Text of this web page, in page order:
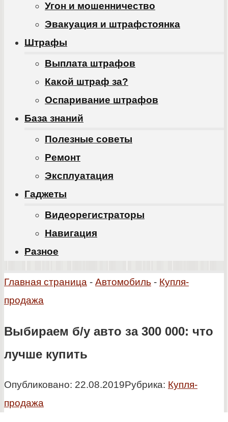
Угон и мошенничество
Эвакуация и штрафстоянка
Штрафы
Выплата штрафов
Какой штраф за?
Оспаривание штрафов
База знаний
Полезные советы
Ремонт
Эксплуатация
Гаджеты
Видеорегистраторы
Навигация
Разное
Главная страница - Автомобиль - Купля-
продажа
Выбираем б/у авто за 300 000: что
лучше купить
Опубликовано: 22.08.2019Рубрика: Купля-
продажа